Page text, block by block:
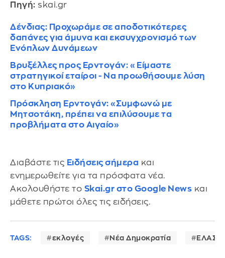
Πηγή: skai.gr
Δένδιας: Προχωράμε σε αποδοτικότερες
δαπάνες για άμυνα και εκσυγχρονισμό των
Ενόπλων Δυνάμεων
Βρυξέλλες προς Ερντογάν: «Είμαστε
στρατηγικοί εταίροι - Να προωθήσουμε λύση
στο Κυπριακό»
Πρόσκληση Ερντογάν: «Συμφωνώ με
Μητσοτάκη, πρέπει να επιλύσουμε τα
προβλήματα στο Αιγαίο»
Διαβάστε τις Ειδήσεις σήμερα και
ενημερωθείτε για τα πρόσφατα νέα.
Ακολουθήστε το Skai.gr στο Google News και
μάθετε πρώτοι όλες τις ειδήσεις.
TAGS: εκλογές Νέα Δημοκρατία ΕΛΑΣ